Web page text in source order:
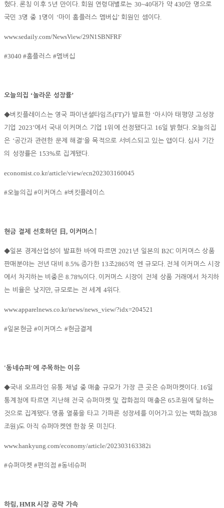
혔다. 론칭 이후5 년 만이다. 회원 연령대별로는30~40대가 약430만 명으로
국민 3명 중 1명이 ‘마이 홈플러스 멤버십’ 회원인 셈이다.
www.sedaily.com/NewsView/29N1SBNFRF
#3040 #홈플러스#멤버십
오늘의집 ‘놀라운 성장률’
◆버킷플레이스는 영국 파이낸셜타임즈(FT)가 발표한 ‘아시아 태평양 고성장
기업 2023’에서 국내 이커머스 기업 1위에 선정됐다고 16일 밝혔다.오늘의집
은 ‘공간과 관련한 문제 해결’을 목적으로 서비스되고 있는 앱이다. 심사 기간
의 성장률은 153%로 집계됐다.
economist.co.kr/article/view/ecn202303160045
#오늘의집#이커머스 #버킷플레이스
현금 결제 선호하던 日, 이커머스↑
◆일본 경제산업성이 발표한 바에 따르면2021 년 일본의B2C 이커머스 상품
판매분야는 전년 대비8.5%증가한 13조2865억 엔 규모다. 전체 이커머스 시장
에서 차지하는 비중은8.78%이다. 이커머스 시장이 전체 상품 거래에서 차지하
는 비율은 낮지만,규모로는 전 세계 4위다.
www.apparelnews.co.kr/news/news_view/?idx=204521
#일본현금#이커머스 #현금결제
'동네슈퍼 '에 주목하는 이유
◆국내 오프라인 유통 채널 중 매출 규모가 가장 큰 곳은 슈퍼마켓이다. 16일
통계청에 따르면 지난해 전국 슈퍼마켓 및 잡화점의 매출은65조원에 달하는
것으로 집계됐다. 명품 열풍을 타고 가파른 성장세를 이어가고 있는 백화점(38
조원 )도 아직 슈퍼마켓엔 한참 못 미친다.
www.hankyung.com/economy/article/202303163382i
#슈퍼마켓#편의점#동네슈퍼
하림, HMR시장 공략 가속